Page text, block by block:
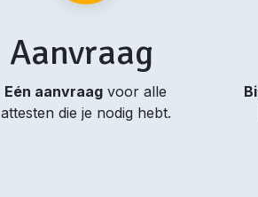
Aanvraag
Eén aanvraag voor alle
attesten die je nodig hebt.